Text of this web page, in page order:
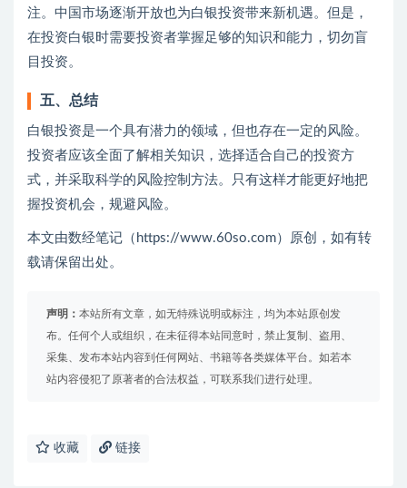
注。中国市场逐渐开放也为白银投资带来新机遇。但是，
在投资白银时需要投资者掌握足够的知识和能力，切勿盲
目投资。
五、总结
白银投资是一个具有潜力的领域，但也存在一定的风险。
投资者应该全面了解相关知识，选择适合自己的投资方
式，并采取科学的风险控制方法。只有这样才能更好地把
握投资机会，规避风险。
本文由数经笔记（https://www.60so.com）原创，如有转
载请保留出处。
声明： 本站所有文章，如无特殊说明或标注，均为本站原创发
布。任何个人或组织，在未征得本站同意时，禁止复制、盗用、
采集、发布本站内容到任何网站、书籍等各类媒体平台。如若本
站内容侵犯了原著者的合法权益，可联系我们进行处理。
收藏 链接